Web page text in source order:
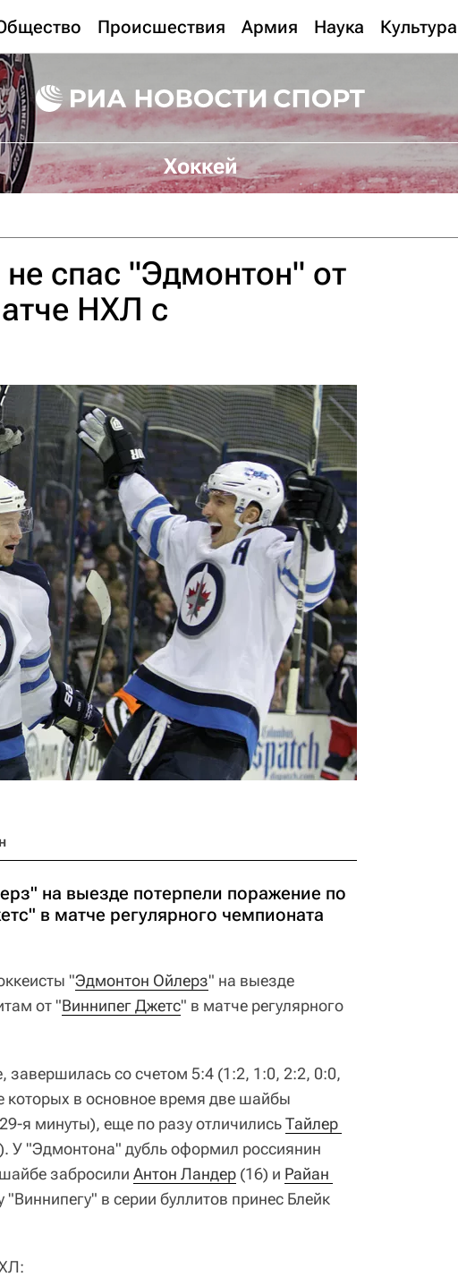
Происшествия Армия Наука Культура
Хоккей
спас "Эдмонтон" от
НХЛ с
на выезде потерпели поражение по
в матче регулярного чемпионата
"Эдмонтон Ойлерз" на выезде
от "Виннипег Джетс" в матче регулярного
со счетом 5:4 (1:2, 1:0, 2:2, 0:0,
которых в основное время две шайбы
я минуты), еще по разу отличилисьТайлер
У "Эдмонтона" дубль оформил россиянин
забросили Антон Ландер (16) и Райан
"Виннипегу" в серии буллитов принес Блейк